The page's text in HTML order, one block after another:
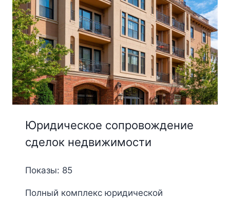
Юридическое сопровождение
сделок недвижимости
Показы: 85
Полный комплекс юридической